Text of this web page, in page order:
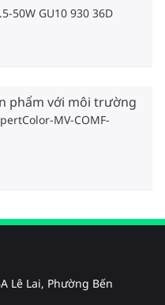
50W GU10 930 36D
phẩm với môi trường
MV-COMF-
Lê Lai, Phường Bến